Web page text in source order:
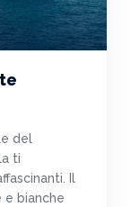
del
ti
Il
e bianche